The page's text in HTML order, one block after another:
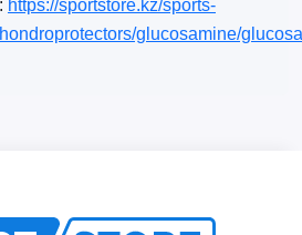
https://sportstore.kz/sports-
glucosamine/